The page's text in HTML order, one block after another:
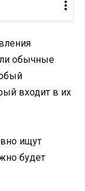
обычные
входит в их
ищут
будет